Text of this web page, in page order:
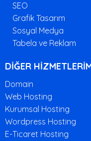
SEO
Grafik Tasarım
Sosyal Medya
Tabela ve Reklam
DİĞER
Domain
Web Hosting
Kurumsal Hosting
Wordpress Hosting
E-Ticaret Hosting